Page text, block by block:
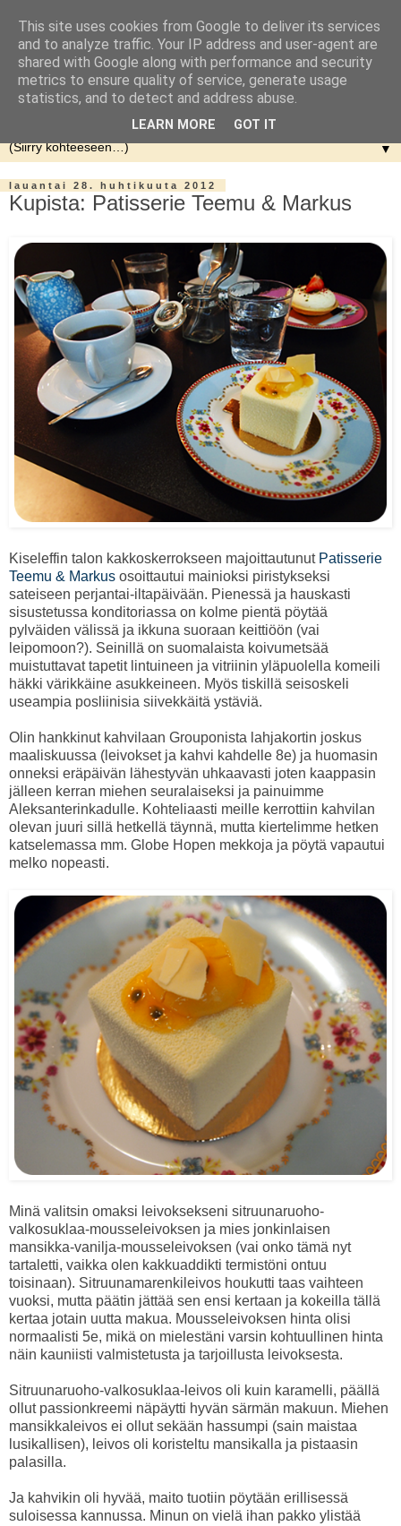
▼
lauantai 28. huhtikuuta 2012
Kupista: Patisserie Teemu & Markus
Kiseleffin talon kakkoskerrokseen majoittautunut Patisserie
Teemu & Markus osoittautui mainioksi piristykseksi
sateiseen perjantai-iltapäivään. Pienessä ja hauskasti
sisustetussa konditoriassa on kolme pientä pöytää
pylväiden välissä ja ikkuna suoraan keittiöön (vai
leipomoon?). Seinillä on suomalaista koivumetsää
muistuttavat tapetit lintuineen ja vitriinin yläpuolella komeili
häkki värikkäine asukkeineen. Myös tiskillä seisoskeli
useampia posliinisia siivekkäitä ystäviä.
Olin hankkinut kahvilaan Grouponista lahjakortin joskus
maaliskuussa (leivokset ja kahvi kahdelle 8e) ja huomasin
onneksi eräpäivän lähestyvän uhkaavasti joten kaappasin
jälleen kerran miehen seuralaiseksi ja painuimme
Aleksanterinkadulle. Kohteliaasti meille kerrottiin kahvilan
olevan juuri sillä hetkellä täynnä, mutta kiertelimme hetken
katselemassa mm. Globe Hopen mekkoja ja pöytä vapautui
melko nopeasti.
Minä valitsin omaksi leivoksekseni sitruunaruoho-
valkosuklaa-mousseleivoksen ja mies jonkinlaisen
mansikka-vanilja-mousseleivoksen (vai onko tämä nyt
tartaletti, vaikka olen kakkuaddikti termistöni ontuu
toisinaan). Sitruunamarenkileivos houkutti taas vaihteen
vuoksi, mutta päätin jättää sen ensi kertaan ja kokeilla tällä
kertaa jotain uutta makua. Mousseleivoksen hinta olisi
normaalisti 5e, mikä on mielestäni varsin kohtuullinen hinta
näin kauniisti valmistetusta ja tarjoillusta leivoksesta.
Sitruunaruoho-valkosuklaa-leivos oli kuin karamelli, päällä
ollut passionkreemi näpäytti hyvän särmän makuun. Miehen
mansikkaleivos ei ollut sekään hassumpi (sain maistaa
lusikallisen), leivos oli koristeltu mansikalla ja pistaasin
palasilla.
Ja kahvikin oli hyvää, maito tuotiin pöytään erillisessä
suloisessa kannussa. Minun on vielä ihan pakko ylistää
This site uses cookies from Google to deliver its services
and to analyze traffic. Your IP address and user-agent are
shared with Google along with performance and security
metrics to ensure quality of service, generate usage
statistics, and to detect and address abuse.
LEARN MORE GOT IT